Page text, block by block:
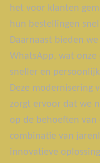
het voor klanten
hun bestellingen
Daarnaast bieden
WhatsApp, wat
sneller en
Deze modernisering
zorgt ervoor dat we
op de behoeften van
combinatie van
innovatieve